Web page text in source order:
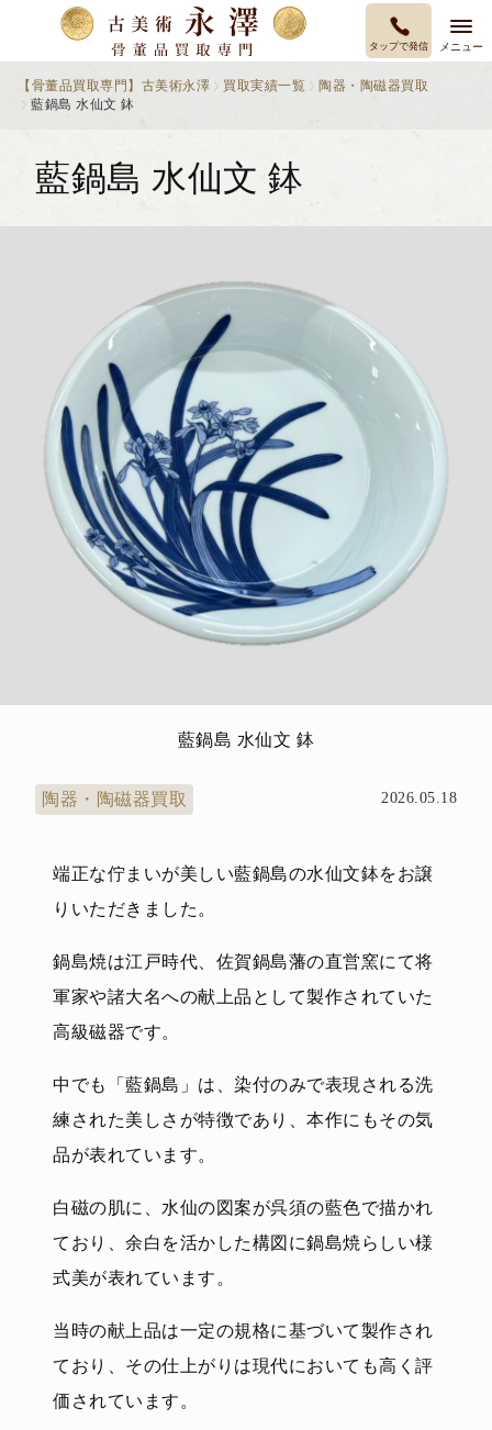
タップで発信 メニュー
【骨董品買取専門】古美術永澤 買取実績一覧
陶器・陶磁器買取
藍鍋島 水仙文 鉢
藍鍋島 水仙文 鉢
藍鍋島 水仙文 鉢
陶器・陶磁器買取 2026.05.18
端正な佇まいが美しい藍鍋島の水仙文鉢をお譲
りいただきました。
鍋島焼は江戸時代、佐賀鍋島藩の直営窯にて将
軍家や諸大名への献上品として製作されていた
高級磁器です。
中でも「藍鍋島」は、染付のみで表現される洗
練された美しさが特徴であり、本作にもその気
品が表れています。
白磁の肌に、水仙の図案が呉須の藍色で描かれ
ており、余白を活かした構図に鍋島焼らしい様
式美が表れています。
当時の献上品は一定の規格に基づいて製作され
ており、その仕上がりは現代においても高く評
価されています。